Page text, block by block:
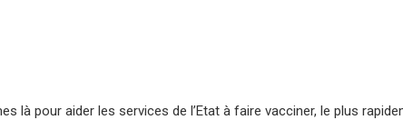
là pour aider les services de l’Etat à faire vacciner, le plus